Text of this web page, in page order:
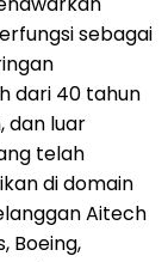
sebagai
dari 40 tahun
dan luar
telah
di domain
Aitech
Boeing,